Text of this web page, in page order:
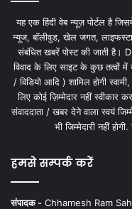
यह एक हिंदी वेब न्यूज़ पोर्टल है
न्यूज, बॉलीवुड, खेल जगत,
संबंधित खबरें पोस्ट की जाती है।
विवाद के लिए साइट के कुछ तत्वों में
/ विडियो आदि ) शामिल होगी
लिए कोई ज़िम्मेदार नहीं स्वीकार
संवाददाता / खबर देने वाला स्वयं
भी जिम्मेदारी नहीं
हमसे सम्पर्क करें
संपादक - Chhamesh Ram